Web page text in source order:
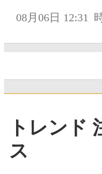
08月06日 12:31
トレンド
ス